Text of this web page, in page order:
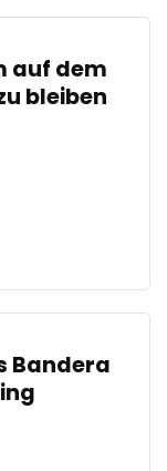
auf dem
bleiben
Bandera